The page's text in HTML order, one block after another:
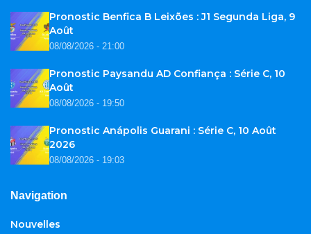
Pronostic Benfica B Leixões : J1 Segunda Liga, 9
Août
08/08/2026 - 21:00
Pronostic Paysandu AD Confiança : Série C, 10
Août
08/08/2026 - 19:50
Pronostic Anápolis Guarani : Série C, 10 Août
2026
08/08/2026 - 19:03
Navigation
Nouvelles